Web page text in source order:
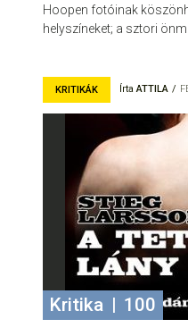
Hoopen fotóinak
helyszíneket; a sztori
KRITIKÁK ÍrtaATTILA
Kritika 100